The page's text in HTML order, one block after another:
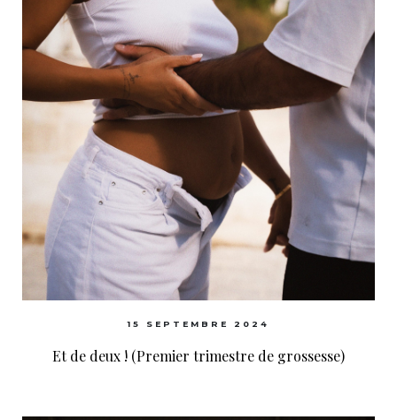
15 SEPTEMBRE 2024
Et de deux ! (Premier trimestre de grossesse)